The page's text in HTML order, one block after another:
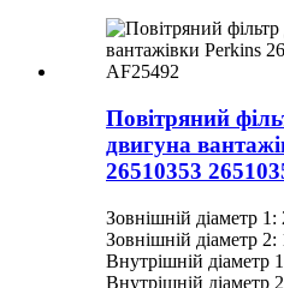
Повітряний
двигуна
26510353
Зовнішній діаметр
Зовнішній діаметр
Внутрішній діаметр
Внутрішній діаметр